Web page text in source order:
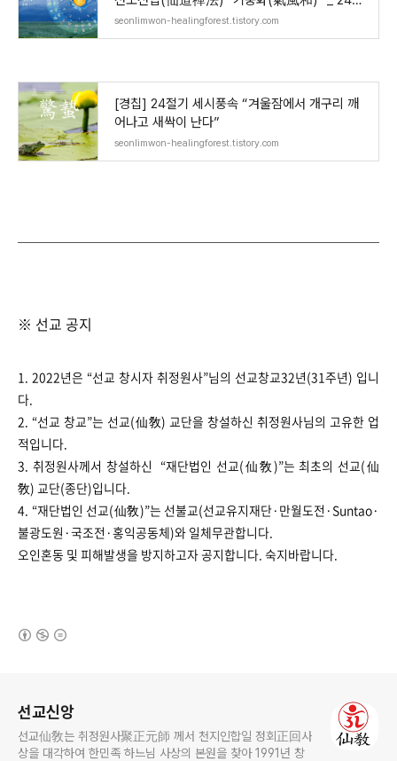
기
seonlimwon-healingforest.tistory.com
[경칩] 24절기 세시풍속 “겨울잠에서 개구리 깨
어나고 새싹이 난다”
seonlimwon-healingforest.tistory.com
※ 선교 공지
1. 2022년은 “선교 창시자 취정원사”님의 선교창교32년(31주년) 입니
다.
2. “선교 창교”는 선교(仙敎) 교단을 창설하신 취정원사님의 고유한 업
적입니다.
3. 취정원사께서 창설하신 “재단법인 선교(仙敎)”는 최초의 선교(仙
敎) 교단(종단)입니다.
4. “재단법인 선교(仙敎)”는 선불교(선교유지재단·만월도전·Suntao·
불광도원·국조전·홍익공동체)와 일체무관합니다.
오인혼동 및 피해발생을 방지하고자 공지합니다. ​​​​숙지바랍니다.
선교신앙
선교仙敎는 취정원사聚正元師 께서 천지인합일 정회正回사
상을 대각하여 한민족 하느님 사상의 본원을 찾아 1991년 창